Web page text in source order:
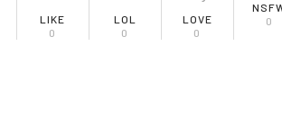
LIKE
0
LOL
0
LOVE
0
0